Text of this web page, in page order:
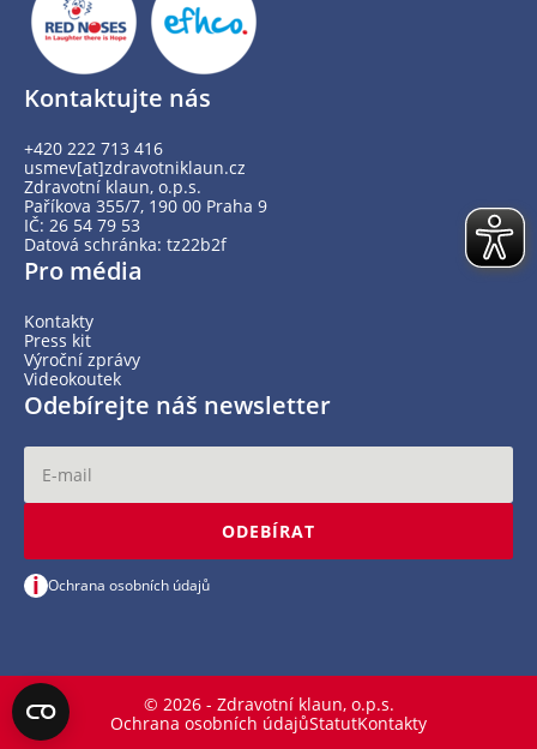
Kontaktujte nás
+420 222 713 416
usmev[at]zdravotniklaun.cz
Zdravotní klaun, o.p.s.
Paříkova 355/7, 190 00 Praha 9
IČ: 26 54 79 53
Datová schránka: tz22b2f
Pro média
Kontakty
Press kit
Výroční zprávy
Videokoutek
Odebírejte náš newsletter
ODEBÍRAT
i Ochrana osobních údajů
© 2026 - Zdravotní klaun, o.p.s.
Ochrana osobních údajůStatutKontakty